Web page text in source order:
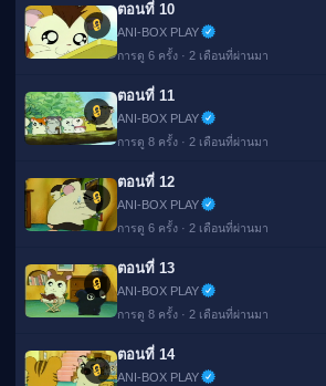
🔒
ตอนที่ 10
ANI-BOX PLAY
การดู 6 ครั้ง · 2 เดือนที่ผ่านมา
🔒
ตอนที่ 11
ANI-BOX PLAY
การดู 8 ครั้ง · 2 เดือนที่ผ่านมา
🔒
ตอนที่ 12
ANI-BOX PLAY
การดู 6 ครั้ง · 2 เดือนที่ผ่านมา
🔒
ตอนที่ 13
ANI-BOX PLAY
การดู 8 ครั้ง · 2 เดือนที่ผ่านมา
🔒
ตอนที่ 14
ANI-BOX PLAY